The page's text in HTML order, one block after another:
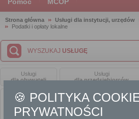
Strona główna Usługi dla instytucji, urzędów
Podatki i opłaty lokalne
WYSZUKAJ USŁUGĘ
Usługi
dla obywateli
Usługi
dla przedsiębiorców
🍪 POLITYKA
PRYWATNOŚCI